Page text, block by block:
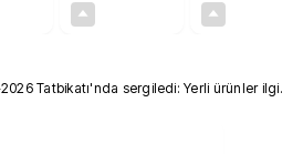
Tatbikatı'nda sergiledi: Yerli ürünler ilgi